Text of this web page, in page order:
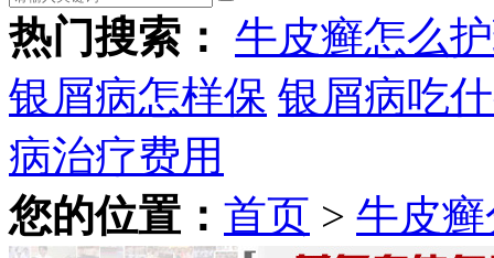
热门搜索： 牛皮癣怎么
银屑病怎样保 银屑病吃
病治疗费用
您的位置： 首页 > 牛皮